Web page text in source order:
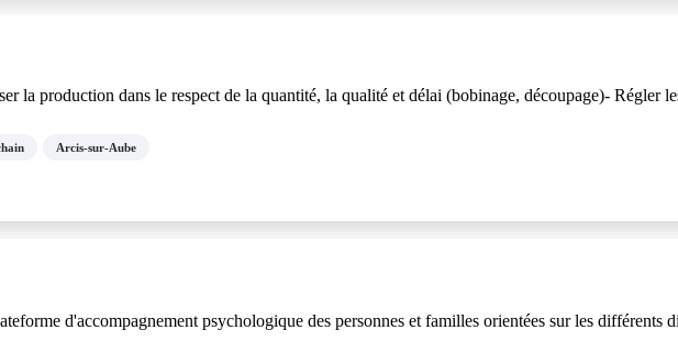
la production dans le respect de la quantité, la qualité et délai (bobinage, découpage)- Régler
Arcis-sur-Aube
d'accompagnement psychologique des personnes et familles orientées sur les